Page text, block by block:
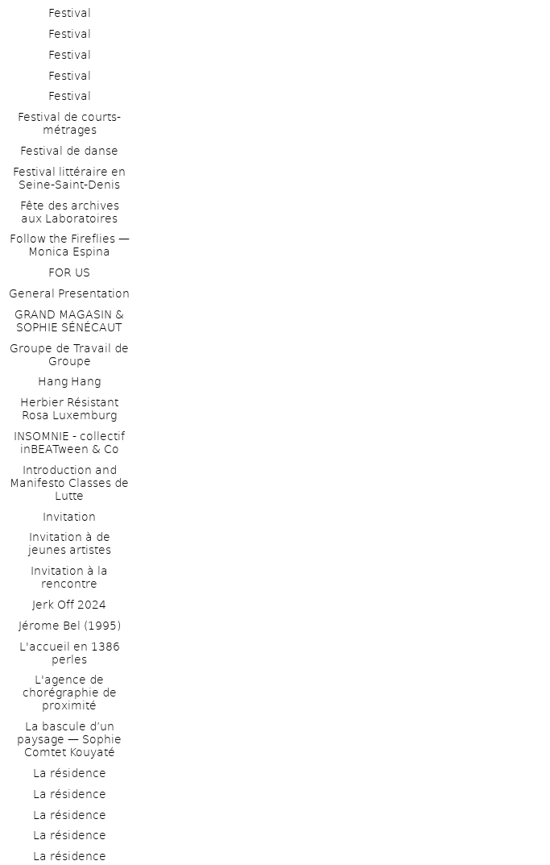
Festival
Festival
Festival
Festival
Festival
Festival de courts-
métrages
Festival de danse
Festival littéraire en
Seine-Saint-Denis
Fête des archives
aux Laboratoires
Follow the Fireflies —
Monica Espina
FOR US
General Presentation
GRAND MAGASIN &
SOPHIE SÉNÉCAUT
Groupe de Travail de
Groupe
Hang Hang
Herbier Résistant
Rosa Luxemburg
INSOMNIE - collectif
inBEATween & Co
Introduction and
Manifesto Classes de
Lutte
Invitation
Invitation à de
jeunes artistes
Invitation à la
rencontre
Jerk Off 2024
Jérome Bel (1995)
L'accueil en 1386
perles
L'agence de
chorégraphie de
proximité
La bascule d’un
paysage — Sophie
Comtet Kouyaté
La résidence
La résidence
La résidence
La résidence
La résidence